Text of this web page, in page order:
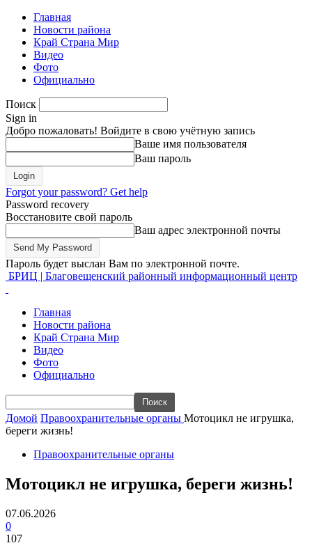
Главная
Новости района
Край Страна Мир
Видео
Фото
Официально
Поиск
Sign in
Добро пожаловать! Войдите в свою учётную запись
Ваше имя пользователя
Ваш пароль
Forgot your password? Get help
Password recovery
Восстановите свой пароль
Ваш адрес электронной почты
Пароль будет выслан Вам по электронной почте.
БРИЦ | Благовещенский районный информационный центр
Главная
Новости района
Край Страна Мир
Видео
Фото
Официально
Домой Правоохранительные органы Мотоцикл не игрушка,
береги жизнь!
Правоохранительные органы
Мотоцикл не игрушка, береги жизнь!
07.06.2026
0
107